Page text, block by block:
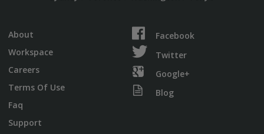
About
Workspace
Careers
Terms Of Use
Faq
Support
Facebook
Twitter
Google+
Blog